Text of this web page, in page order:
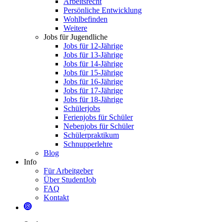
Persönliche Entwicklung
Wohlbefinden
Weitere
Jobs für Jugendliche
Jobs für 12-Jährige
Jobs für 13-Jährige
Jobs für 14-Jährige
Jobs für 15-Jährige
Jobs für 16-Jährige
Jobs für 17-Jährige
Jobs für 18-Jährige
Schülerjobs
Ferienjobs für Schüler
Nebenjobs für Schüler
Schülerpraktikum
Schnupperlehre
Blog
Info
Für Arbeitgeber
Über StudentJob
FAQ
Kontakt